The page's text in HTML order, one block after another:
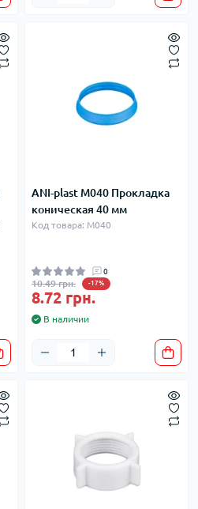
ANI-plast М040 Прокладка
коническая 40 мм
Код товара: М040
0
10.49 грн. -17%
8.72 грн.
В наличии